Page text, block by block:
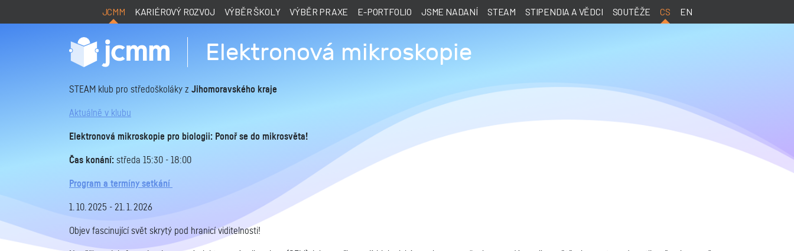
JCMM KARIÉROVÝ ROZVOJ VÝBĚR ŠKOLY VÝBĚR PRAXE E-PORTFOLIO JSME NADANÍ STEAM STIPENDIA A VĚDCI SOUTĚŽE CS EN
Elektronová mikroskopie
STEAM klub pro středoškoláky z Jihomoravského kraje
Aktuálně v klubu
Elektronová mikroskopie pro biologii: Ponoř se do mikrosvěta!
Čas konání: středa 15:30 - 18:00
Program a termíny setkání
1. 10. 2025 - 21. 1. 2026
Objev fascinující svět skrytý pod hranicí viditelnosti!